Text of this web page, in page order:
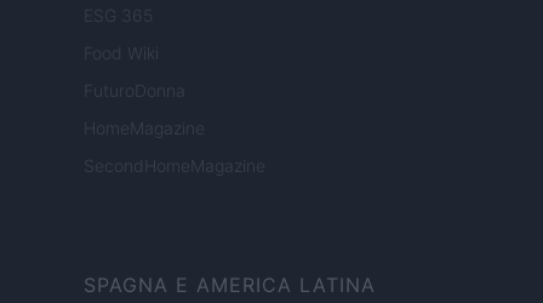
ESG 365
Food Wiki
FuturoDonna
HomeMagazine
SecondHomeMagazine
SPAGNA E AMERICA LATINA